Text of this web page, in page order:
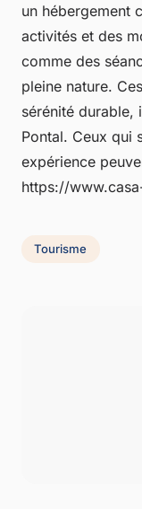
un hébergement
activités et des
comme des
pleine nature.
sérénité durable,
Pontal. Ceux qui
expérience
https://
Tourisme